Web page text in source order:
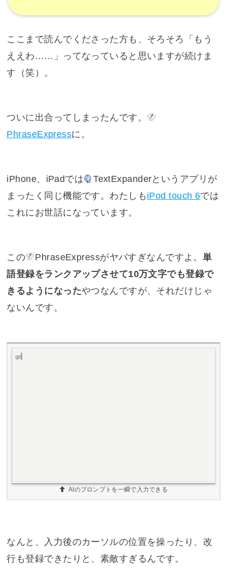
ここまで読んでくださった方も、そろそろ「もう
ええわ……」ってなっていると思いますが続けま
す（笑）。
ついに出合ってしまったんです。
PhraseExpressに。
iPhone、iPadでは TextExpanderというアプリが
まったく同じ機能です。わたしも iPod touch 6では
これにお世話になっています。
この PhraseExpressがヤバすぎなんですよ。 単
語登録をランクアップさせて10万文字でも登録で
きるようになったやつなんですが、それだけじゃ
ないんです。
AIのプロンプトを一瞬で入力できる
なんと、入力後のカーソルの位置を操ったり、改
行も登録できたりと、素敵すぎるんです。